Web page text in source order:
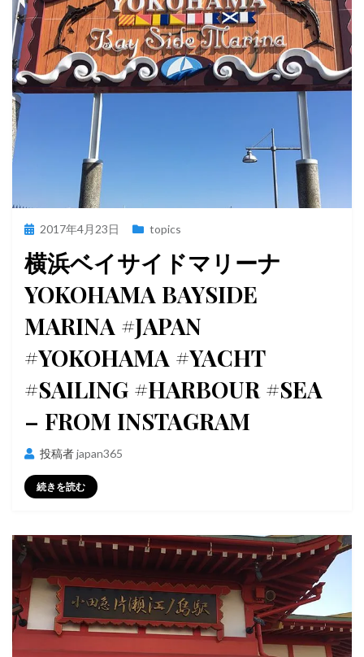
投
日:
2017年4月23日 topics
横浜ベイサイドマリーナ
YOKOHAMA BAYSIDE
MARINA #JAPAN
#YOKOHAMA #YACHT
#SAILING #HARBOUR #SEA
– FROM INSTAGRAM
投稿者japan365
続きを読む